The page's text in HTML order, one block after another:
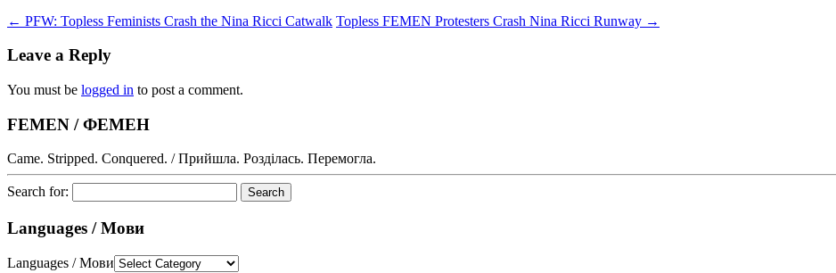
← PFW: Topless Feminists Crash the Nina Ricci Catwalk Topless FEMEN Protesters Crash Nina Ricci Runway →
Leave a Reply
You must be logged in to post a comment.
FEMEN / ФЕМЕН
Came. Stripped. Conquered. / Прийшла. Розділась. Перемогла.
Search for:
Languages / Мови
Languages / Мови